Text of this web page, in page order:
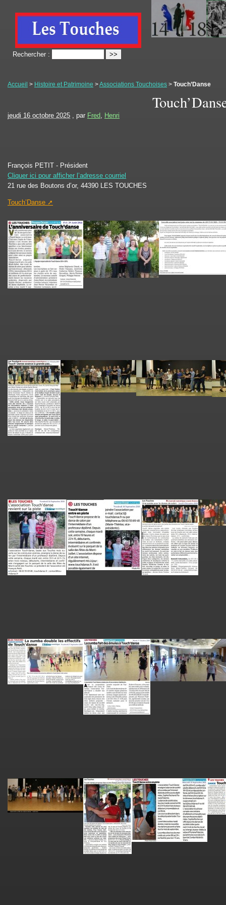
Rechercher :
Accueil > Histoire et Patrimoine >Associations Touchoises > Touch’Danse
jeudi 16 octobre 2025 , par Fred, Henri
François PETIT - Président
Cliquer ici pour afficher l’adresse courriel
21 rue des Boutons d’or, 44390 LES TOUCHES
Touch’Danse